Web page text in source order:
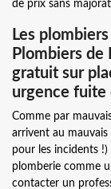
de prix sans
Les
Plombiers de
gratuit sur
urgence fuite
Comme par
arrivent au
pour les incidents
plomberie comme
contacter un